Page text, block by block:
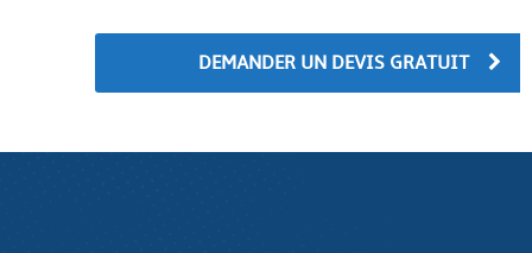
DEMANDER UN DEVIS GRATUIT